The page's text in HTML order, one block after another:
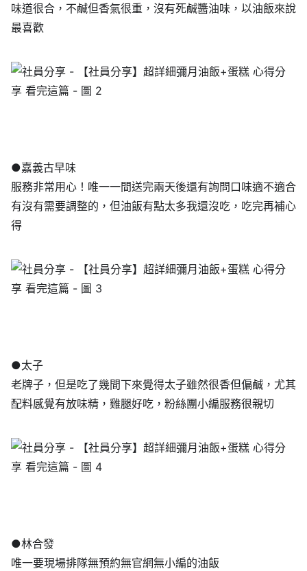
味道很合，不鹹但香氣很重，沒有死鹹醬油味，以油飯來說
最喜歡
●嘉義古早味
服務非常用心！唯一一間送完兩天後還有詢問口味適不適合
有沒有需要調整的，但油飯有點太多我還沒吃，吃完再補心
得
●太子
老牌子，但是吃了幾間下來覺得太子雖然很香但偏鹹，尤其
配料感覺有放味精，雞腿好吃，粉絲團小編服務很親切
●林合發
唯一要現場排隊無預約無官網無小編的油飯